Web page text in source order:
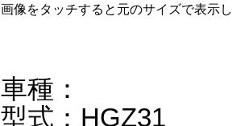
画像をタッチすると元のサイズで表示
車種：
型式：HGZ31